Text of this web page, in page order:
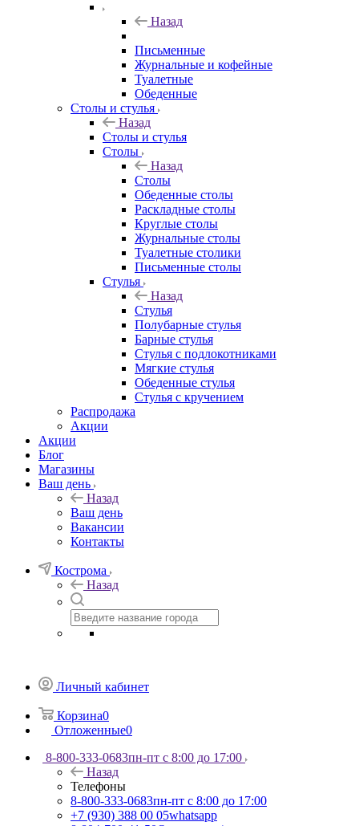
Назад
Письменные
Журнальные и кофейные
Туалетные
Обеденные
Столы и стулья
Назад
Столы и стулья
Столы
Назад
Столы
Обеденные столы
Раскладные столы
Круглые столы
Журнальные столы
Туалетные столики
Письменные столы
Стулья
Назад
Стулья
Полубарные стулья
Барные стулья
Стулья с подлокотниками
Мягкие стулья
Обеденные стулья
Стулья с кручением
Распродажа
Акции
Акции
Блог
Магазины
Ваш день
Назад
Ваш день
Вакансии
Контакты
Кострома
Назад
Личный кабинет
Корзина0
Отложенные0
8-800-333-0683пн-пт с 8:00 до 17:00
Назад
Телефоны
8-800-333-0683пн-пт с 8:00 до 17:00
+7 (930) 388 00 05whatsapp